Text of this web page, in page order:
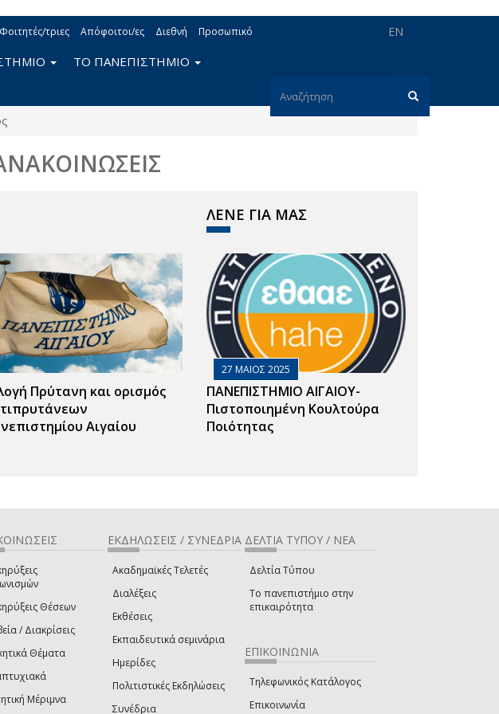
EN
Φοιτητές/τριες Απόφοιτοι/ες Διεθνή Προσωπικό
Φόρμα
ΤΟ ΠΑΝΕΠΙΣΤΗΜΙΟ
Πρύτανη και ορισμός
Αιγαίου
ΛΕΝΕ ΓΙΑ ΜΑΣ
27 ΜΑΙΟΣ 2025
ΠΑΝΕΠΙΣΤΗΜΙΟ ΑΙΓΑΙΟΥ-
Πιστοποιημένη Κουλτούρα
Ποιότητας
Θέσεων
/ Διακρίσεις
Θέματα
Μέριμνα
ΕΚΔΗΛΩΣΕΙΣ / ΣΥΝΕΔΡΙΑ
Ακαδημαϊκές Τελετές
Διαλέξεις
Εκθέσεις
Εκπαιδευτικά σεμινάρια
Ημερίδες
Πολιτιστικές Εκδηλώσεις
Συνέδρια
ΔΕΛΤΙΑ ΤΥΠΟΥ / ΝΕΑ
Δελτία Τύπου
Το πανεπιστήμιο στην
επικαιρότητα
ΕΠΙΚΟΙΝΩΝΙΑ
Τηλεφωνικός Κατάλογος
Επικοινωνία